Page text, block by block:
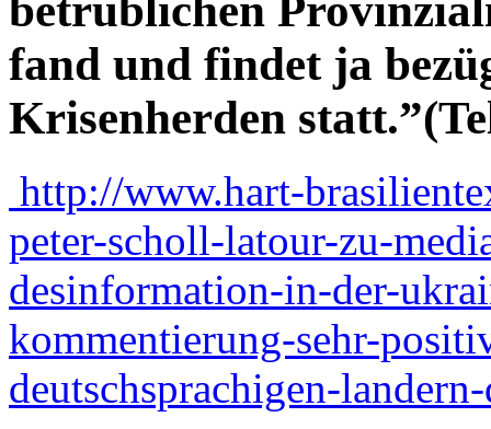
fand und findet ja
Krisenherden
http://www.hart-
peter-scholl-latour-zu-
desinformation-in-der-
kommentierung-sehr-
deutschsprachigen-